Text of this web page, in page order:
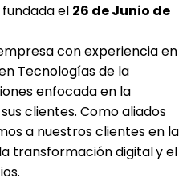
el 26 de Junio de
con experiencia en
Tecnologías de la
enfocada en la
clientes. Como aliados
a nuestros clientes en la
transformación digitaly el
.